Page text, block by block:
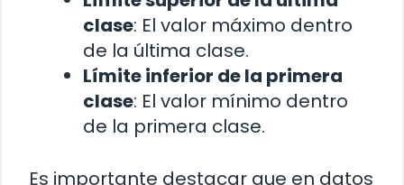
clase: El valor máximo dentro
de la última clase.
Límite inferior de la primera
clase: El valor mínimo dentro
de la primera clase.
Es importante destacar que en datos